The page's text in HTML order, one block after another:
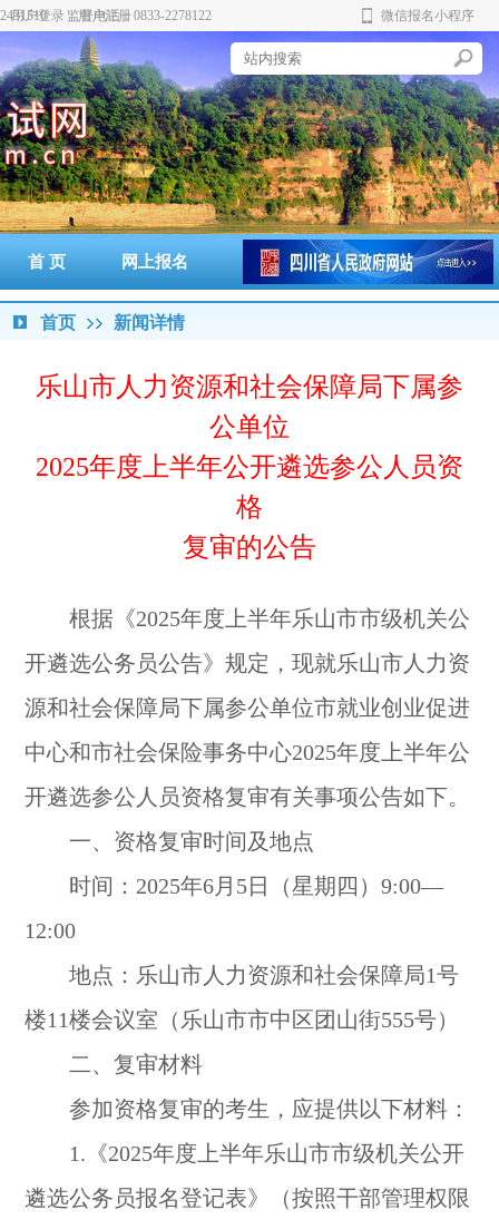
用户登录 用户注册
监督电话：0833-2278122 微信报名小程序
新
首 页 网上报名 准考证打印 通知书打印
成绩查询 政策法规
首页 新闻详情
乐山市人力资源和社会保障局下属参
公单位
2025年度上半年公开遴选参公人员资
格
复审的公告
根据《2025年度上半年乐山市市级机关公
开遴选公务员公告》规定，现就乐山市人力资
源和社会保障局下属参公单位市就业创业促进
中心和市社会保险事务中心2025年度上半年公
开遴选参公人员资格复审有关事项公告如下。
一、资格复审时间及地点
时间：2025年6月5日（星期四）9:00—
12:00
地点：乐山市人力资源和社会保障局1号
楼11楼会议室（乐山市市中区团山街555号）
二、复审材料
参加资格复审的考生，应提供以下材料：
1.《2025年度上半年乐山市市级机关公开
遴选公务员报名登记表》（按照干部管理权限